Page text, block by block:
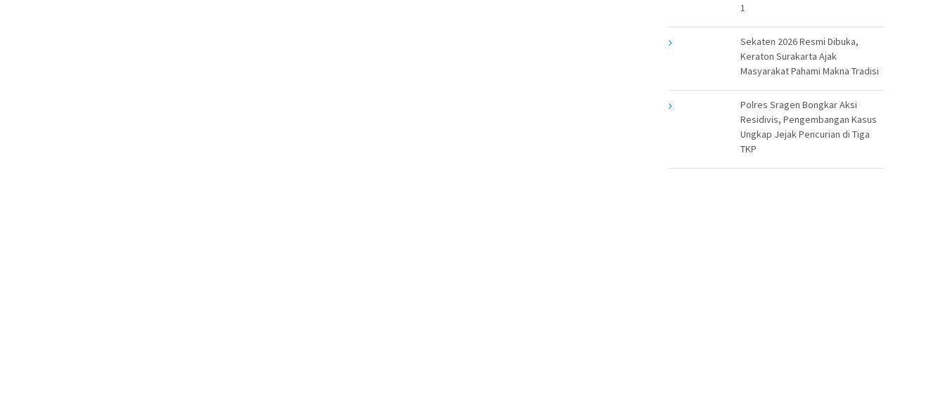
1
Sekaten 2026 Resmi Dibuka,
Keraton Surakarta Ajak
Masyarakat Pahami Makna Tradisi
Polres Sragen Bongkar Aksi
Residivis, Pengembangan Kasus
Ungkap Jejak Pencurian di Tiga
TKP